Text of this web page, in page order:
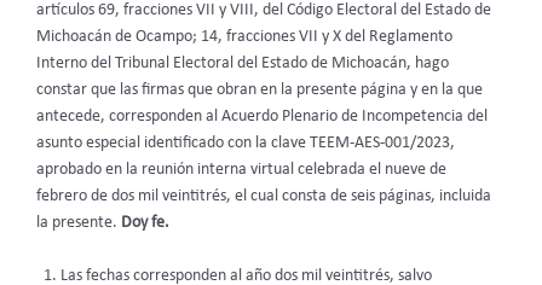
artículos 69, fracciones VII y VIII, del Código Electoral del Estado de
Michoacán de Ocampo; 14, fracciones VII y X del Reglamento
Interno del Tribunal Electoral del Estado de Michoacán, hago
constar que las firmas que obran en la presente página y en la que
antecede, corresponden al Acuerdo Plenario de Incompetencia del
asunto especial identificado con la clave TEEM-AES-001/2023,
aprobado en la reunión interna virtual celebrada el nueve de
febrero de dos mil veintitrés, el cual consta de seis páginas, incluida
la presente. Doy fe.
Las fechas corresponden al año dos mil veintitrés, salvo